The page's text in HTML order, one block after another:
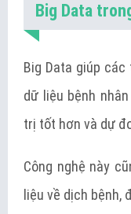
Big Data
Big Data giúp
dữ liệu bệnh
trị tốt hơn và dự
Công nghệ này
liệu về dịch